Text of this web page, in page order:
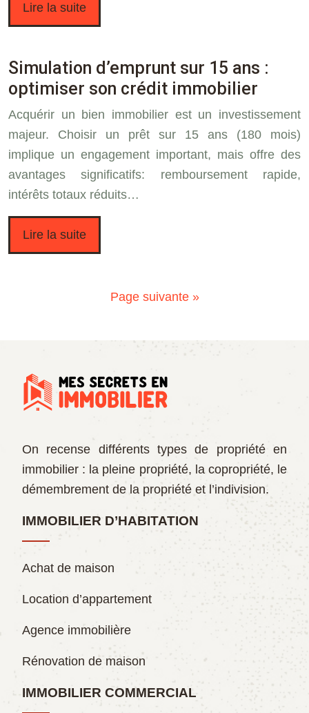
Lire la suite
Simulation d’emprunt sur 15 ans :
optimiser son crédit immobilier
Acquérir un bien immobilier est un investissement
majeur. Choisir un prêt sur 15 ans (180 mois)
implique un engagement important, mais offre des
avantages significatifs: remboursement rapide,
intérêts totaux réduits…
Lire la suite
Page suivante »
On recense différents types de propriété en
immobilier : la pleine propriété, la copropriété, le
démembrement de la propriété et l’indivision.
IMMOBILIER D’HABITATION
Achat de maison
Location d’appartement
Agence immobilière
Rénovation de maison
IMMOBILIER COMMERCIAL